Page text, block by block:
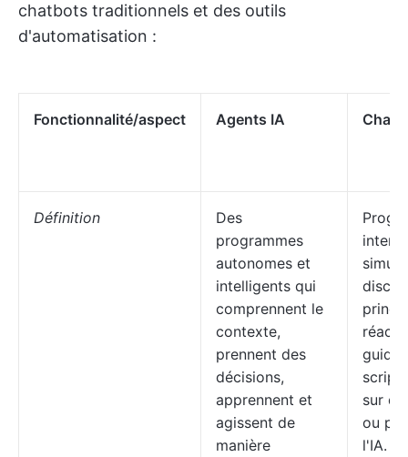
chatbots traditionnels et des outils
d'automatisation :
Fonctionnalité/aspect Agents IA
Définition
Des
programmes
autonomes et
intelligents qui
comprennent le
contexte,
prennent des
décisions,
apprennent et
agissent de
manière
sur
ou
l'IA.